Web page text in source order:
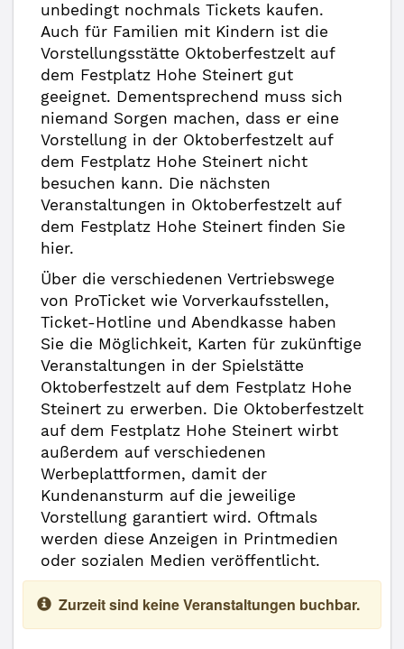
unbedingt nochmals Tickets kaufen.
Auch für Familien mit Kindern ist die
Vorstellungsstätte Oktoberfestzelt auf
dem Festplatz Hohe Steinert gut
geeignet. Dementsprechend muss sich
niemand Sorgen machen, dass er eine
Vorstellung in der Oktoberfestzelt auf
dem Festplatz Hohe Steinert nicht
besuchen kann. Die nächsten
Veranstaltungen in Oktoberfestzelt auf
dem Festplatz Hohe Steinert finden Sie
hier.
Über die verschiedenen Vertriebswege
von ProTicket wie Vorverkaufsstellen,
Ticket-Hotline und Abendkasse haben
Sie die Möglichkeit, Karten für zukünftige
Veranstaltungen in der Spielstätte
Oktoberfestzelt auf dem Festplatz Hohe
Steinert zu erwerben. Die Oktoberfestzelt
auf dem Festplatz Hohe Steinert wirbt
außerdem auf verschiedenen
Werbeplattformen, damit der
Kundenansturm auf die jeweilige
Vorstellung garantiert wird. Oftmals
werden diese Anzeigen in Printmedien
oder sozialen Medien veröffentlicht.
Zurzeit sind keine Veranstaltungen buchbar.